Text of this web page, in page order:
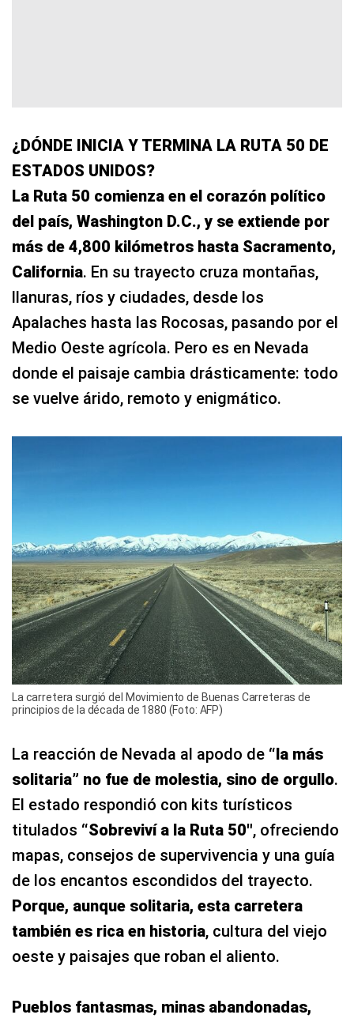
¿DÓNDE INICIA Y TERMINA LA RUTA 50 DE
ESTADOS UNIDOS?
La Ruta 50 comienza en el corazón político
del país, Washington D.C., y se extiende por
más de 4,800 kilómetros hasta Sacramento,
California. En su trayecto cruza montañas,
llanuras, ríos y ciudades, desde los
Apalaches hasta las Rocosas, pasando por el
Medio Oeste agrícola. Pero es en Nevada
donde el paisaje cambia drásticamente: todo
se vuelve árido, remoto y enigmático.
La carretera surgió del Movimiento de Buenas Carreteras de
principios de la década de 1880 (Foto: AFP)
La reacción de Nevada al apodo de “la más
solitaria” no fue de molestia, sino de orgullo.
El estado respondió con kits turísticos
titulados “Sobreviví a la Ruta 50″, ofreciendo
mapas, consejos de supervivencia y una guía
de los encantos escondidos del trayecto.
Porque, aunque solitaria, esta carretera
también es rica en historia, cultura del viejo
oeste y paisajes que roban el aliento.
Pueblos fantasmas, minas abandonadas,